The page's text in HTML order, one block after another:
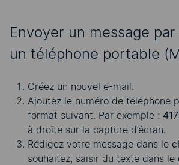
Envoyer un message
un téléphone portable
Créez un nouvel e-mail.
Ajoutez le numéro de téléphone
format suivant. Par exemple :
à droite sur la capture d’écran.
Rédigez votre message dans le
souhaitez, saisir du texte dans le